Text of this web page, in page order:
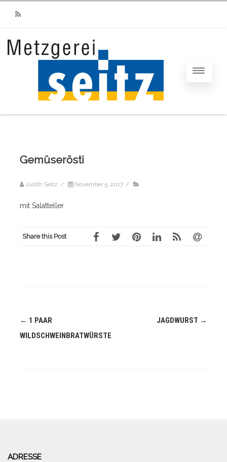
RSS
Gemüserösti
Judith Seitz / November 5, 2017 /
mit Salatteller
Share this Post
Navigation
(Beiträge)
← 1 PAAR
WILDSCHWEINBRATWÜRSTE
JAGDWURST →
ADRESSE